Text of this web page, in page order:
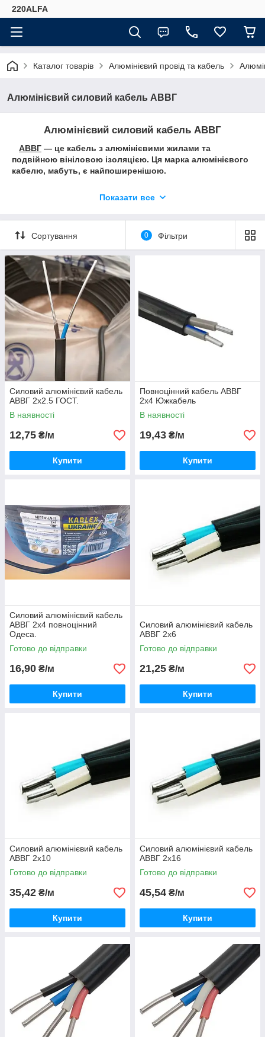
220ALFA
Каталог товарів Алюмінієвий провід та кабель
Алюмінієвий силовий кабель АВВГ
Алюмінієвий силовий кабель АВВГ
АВВГ — це кабель з алюмінієвими жилами та
подвійною вініловою ізоляцією. Ця марка алюмінієвого
кабелю, мабуть, є найпоширенішою.
Використовується в мережах 0,66/1 кВ із частотою
4.
Силовий кабель АВВГ використовують для
стаціонарного під'єднання електрообладнання до мережі
живлення, може використовуватися й у приміщеннях зі
складними умовами, наприклад, частково затоплені, з
підвищеною вологістю або вибухові. Його можна
використовувати як провідник на силову проводину
фактично активно використовується в мережах 0,4 кВ.
Використовується і для проведення в житлових
будинках, підходить для під'єднання розеток і на
виробництві.
Показати все
Сортування 0 Фільтри
Силовий алюмінієвий кабель
АВВГ 2х2.5 ГОСТ.
В наявності
12,75 ₴/м
Купити
Повноцінний кабель АВВГ
2х4 Южкабель
В наявності
19,43 ₴/м
Купити
Силовий алюмінієвий кабель
АВВГ 2х4 повноцінний
Одеса.
Готово до відправки
16,90 ₴/м
Купити
Силовий алюмінієвий кабель
АВВГ 2х6
Готово до відправки
21,25 ₴/м
Купити
Силовий алюмінієвий кабель
АВВГ 2х10
Готово до відправки
35,42 ₴/м
Купити
Силовий алюмінієвий кабель
АВВГ 2х16
Готово до відправки
45,54 ₴/м
Купити